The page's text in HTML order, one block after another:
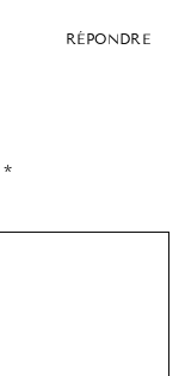
RÉPONDRE
*